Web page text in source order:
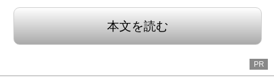
本文を読む
PR